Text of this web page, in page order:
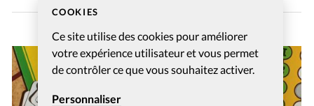
COOKIES
Ce site utilise des cookies pour améliorer
votre expérience utilisateur et vous permet
de contrôler ce que vous souhaitez activer.
Personnaliser